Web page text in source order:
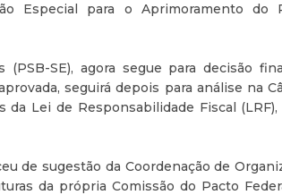
Especial para o Aprimoramento do
SE), agora segue para decisão
seguirá depois para análise na
Lei de Responsabilidade Fiscal (LRF),
de sugestão da Coordenação de
da própria Comissão do Pacto